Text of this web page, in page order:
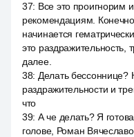
37: Все это проигнорим
рекомендациям.
начинается
это раздражительность,
далее.
38: Делать бессоннице?
раздражительности и
что
39: А че делать? Я
голове, Роман